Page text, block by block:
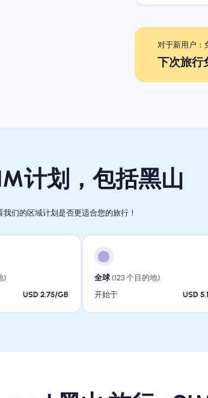
对于新用户：
下次旅行
计划，包括黑山
们的区域计划是否更适合您的旅行！
)
USD 2.75/GB
全球(123 个目的地)
开始于
USD